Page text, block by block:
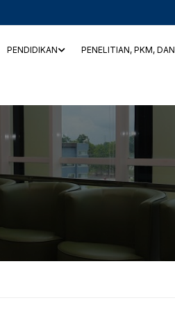
PENDIDIKAN PENELITIAN, PKM,